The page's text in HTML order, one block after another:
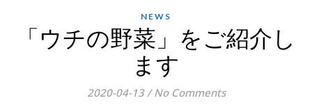
NEWS
「ウチの野菜」をご紹介し
ます
2020-04-13 / No Comments